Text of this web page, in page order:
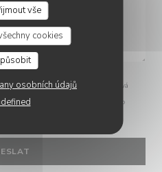
vše
cookies
osobních údajů
máte právo odmítnout marketingová
robinsonseznam.cz
. Pro více informací o